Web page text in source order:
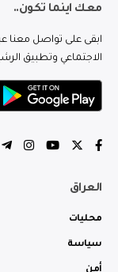
معك اينما تكون..
ابقى على تواصل معنا
الاجتماعي وتطبيق
العراق
محليات
سياسة